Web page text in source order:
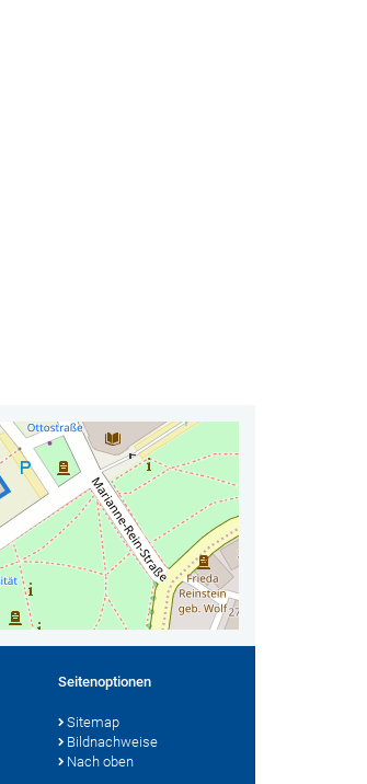
Seitenoptionen
Sitemap
Bildnachweise
Nach oben